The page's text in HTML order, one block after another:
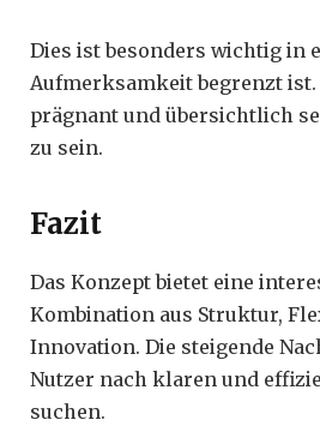
Dies ist besonders wichtig in
Aufmerksamkeit begrenzt
prägnant und übersichtlich
zu sein.
Fazit
Das Konzept bietet eine
Kombination aus Struktur,
Innovation. Die steigende
Nutzer nach klaren und
suchen.